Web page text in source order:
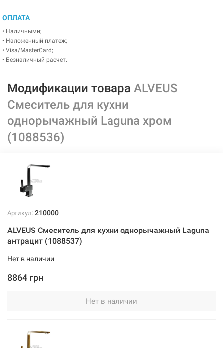
ОПЛАТА
• Наличными;
• Наложенный платеж;
• Visa/MasterCard;
• Безналичный расчет.
Модификации товара ALVEUS
Смеситель для кухни
однорычажный Laguna хром
(1088536)
Артикул: 210000
ALVEUS Смеситель для кухни однорычажный Laguna
антрацит (1088537)
Нет в наличии
8864 грн
Нет в наличии